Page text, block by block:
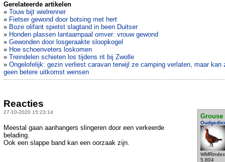
Gerelateerde artikelen
» Touw bijt wielrenner
» Fietser gewond door botsing met hert
» Boze olifant spietst slagtand in been Duitser
» Honden plassen lantaarnpaal omver: vrouw gewond
» Gewonden door losgeraakte sloopkogel
» Hoe schoenveters loskomen
» Treindelen schieten los tijdens rit bij Zwolle
» Ongelofelijk: gezin verliest caravan terwijl ze camping verlaten, maar kan
geen betere uitkomst wensen
Reacties
27-10-2020 15:23:14
Grouse
5.804
Meestal gaan aanhangers slingeren door een verkeerde
belading.
Ook een slappe band kan een oorzaak zijn.